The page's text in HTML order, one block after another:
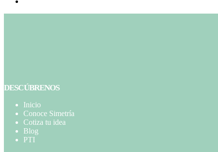
DESCÚBRENOS
Inicio
Conoce Simetría
Cotiza tu idea
Blog
PTI